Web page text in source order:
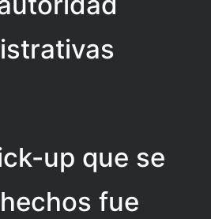
up que se
fue